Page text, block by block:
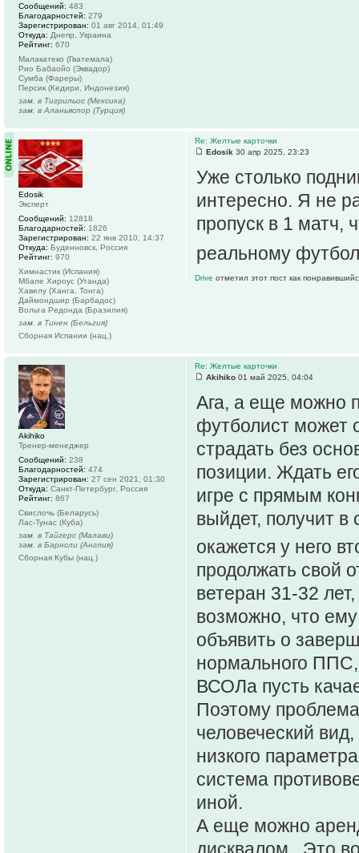
Сообщений: 483
Благодарностей: 279
Зарегистрирован: 01 авг 2014, 01:49
Откуда: Днепр, Украина
Рейтинг: 670
Малакатеко (Гватемала)
Рио Бабаойо (Эквадор)
Сумба (Фареры)
Персик (Кедири, Индонезия)
зам. в Тигрильос (Мексика)
зам. в Аланьяспор (Турция)
Re: Желтые карточки
Edosik 30 апр 2025, 23:23
Уже столько
интересно. Я не
пропуск в 1 матч,
реальному
Drive отметил этот пост как
Edosik
Эксперт
Сообщений: 12818
Благодарностей: 1826
Зарегистрирован: 22 янв 2010, 14:37
Откуда: Буденновск, Россия
Рейтинг: 970
Химнастик (Испания)
Мбале Хироус (Уганда)
Хавелу (Ханга, Тонга)
Даймондшир (Барбадос)
Вольта Редонда (Бразилия)
зам. в Тинен (Бельгия)
Сборная Испании (нац.)
Re: Желтые карточки
Akihiko 01 май 2025, 04:04
Ага, а еще можно
футболист может
страдать без
позиции. Ждать
игре с прямым
выйдет, получит
окажется у него
продолжать свой
ветеран 31-32
возможно, что
объявить о
нормального ППС,
ВСОЛа пусть
Поэтому
человеческий
низкого
система
иной.
А еще можно
дисквалом.. Это
Akihiko
Тренер-менеджер
Сообщений: 238
Благодарностей: 474
Зарегистрирован: 27 сен 2021, 01:30
Откуда: Санкт-Петербург, Россия
Рейтинг: 867
Свислочь (Беларусь)
Лас-Тунас (Куба)
зам. в Тайгерс (Малави)
зам. в Барнсли (Англия)
Сборная Кубы (нац.)